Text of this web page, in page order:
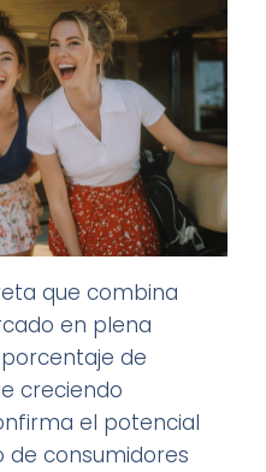
que combina
en plena
de
creciendo
el potencial
de consumidores